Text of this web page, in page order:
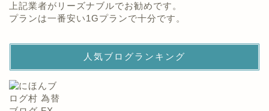
上記業者がリーズナブルでお勧めです。
プランは一番安い1Gプランで十分です。
人気ブログランキング